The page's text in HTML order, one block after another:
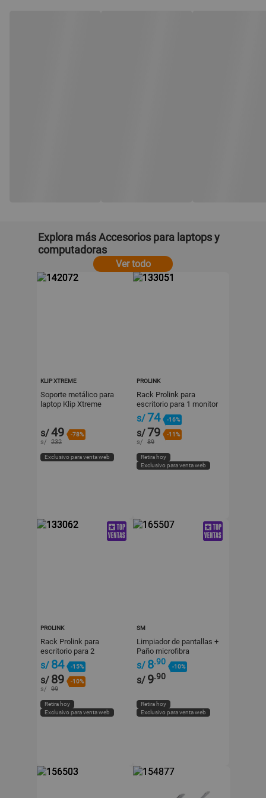
Explora más Accesorios para laptops y
computadoras
Ver todo
KLIP XTREME
Soporte metálico para
laptop Klip Xtreme
s/49 -78%
s/ 232
Exclusivo para venta web
PROLINK
Rack Prolink para
escritorio para 1 monitor
17-32"
s/74 -16%
s/79 -11%
s/ 89
Retira hoy
Exclusivo para venta web
PROLINK
Rack Prolink para
escritorio para 2
monitores 17-32"
s/ 84 -15%
s/ 89 -10%
s/ 99
Retira hoy
Exclusivo para venta web
SM
Limpiador de pantallas +
Paño microfibra
s/ 8.90
-10%
s/ 9.90
Retira hoy
Exclusivo para venta web